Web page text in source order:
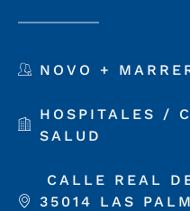
NOVO +
HOSPITALES /
SALUD
CALLE REAL
35014 LAS